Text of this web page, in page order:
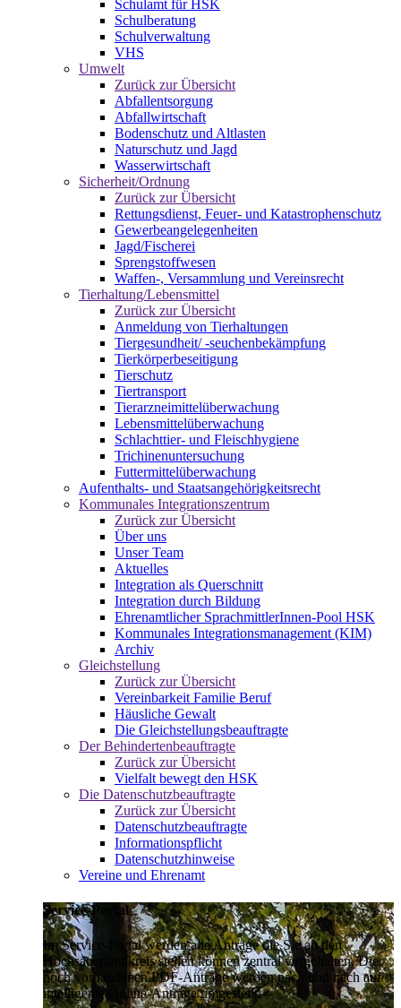
Schulamt für HSK
Schulberatung
Schulverwaltung
VHS
Umwelt
Zurück zur Übersicht
Abfallentsorgung
Abfallwirtschaft
Bodenschutz und Altlasten
Naturschutz und Jagd
Wasserwirtschaft
Sicherheit/Ordnung
Zurück zur Übersicht
Rettungsdienst, Feuer- und Katastrophenschutz
Gewerbeangelegenheiten
Jagd/Fischerei
Sprengstoffwesen
Waffen-, Versammlung und Vereinsrecht
Tierhaltung/Lebensmittel
Zurück zur Übersicht
Anmeldung von Tierhaltungen
Tiergesundheit/ -seuchenbekämpfung
Tierkörperbeseitigung
Tierschutz
Tiertransport
Tierarzneimittelüberwachung
Lebensmittelüberwachung
Schlachttier- und Fleischhygiene
Trichinenuntersuchung
Futtermittelüberwachung
Aufenthalts- und Staatsangehörigkeitsrecht
Kommunales Integrationszentrum
Zurück zur Übersicht
Über uns
Unser Team
Aktuelles
Integration als Querschnitt
Integration durch Bildung
Ehrenamtlicher SprachmittlerInnen-Pool HSK
Kommunales Integrationsmanagement (KIM)
Archiv
Gleichstellung
Zurück zur Übersicht
Vereinbarkeit Familie Beruf
Häusliche Gewalt
Die Gleichstellungsbeauftragte
Der Behindertenbeauftragte
Zurück zur Übersicht
Vielfalt bewegt den HSK
Die Datenschutzbeauftragte
Zurück zur Übersicht
Datenschutzbeauftragte
Informationspflicht
Datenschutzhinweise
Vereine und Ehrenamt
Service-Portal
Im Service-Portal werden alle Anträge die Sie an den
Hochsauerlandkreis stellen können zentral vorgehalten. Die
noch vorhandenen PDF-Anträge werden nach und nach auf
intelligente Online-Anträge umgestellt.